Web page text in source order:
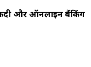
और ऑनलाइन बैंकिंग